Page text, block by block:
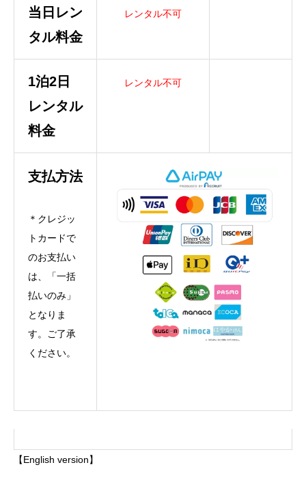
当日レン
タル料金
レンタル不可
1泊2日
レンタル
料金
レンタル不可
支払方法
＊クレジッ
トカードで
のお支払い
は、「一括
払いのみ」
となりま
す。ご了承
ください。
【English version】